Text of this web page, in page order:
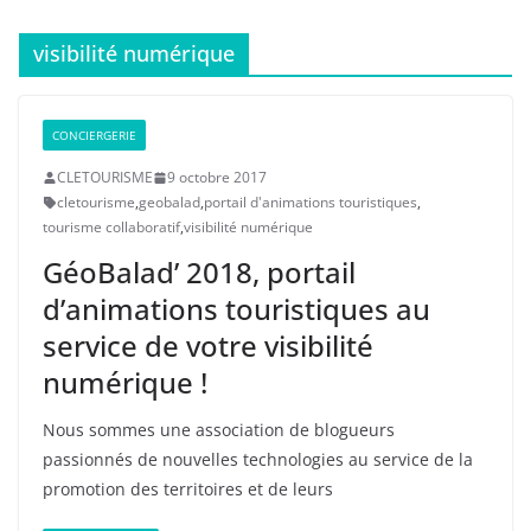
visibilité numérique
CONCIERGERIE
CLETOURISME
9 octobre 2017
cletourisme,geobalad,portail d'animations touristiques,
tourisme collaboratif,visibilité numérique
GéoBalad’ 2018, portail
d’animations touristiques au
service de votre visibilité
numérique !
Nous sommes une association de blogueurs
passionnés de nouvelles technologies au service de la
promotion des territoires et de leurs